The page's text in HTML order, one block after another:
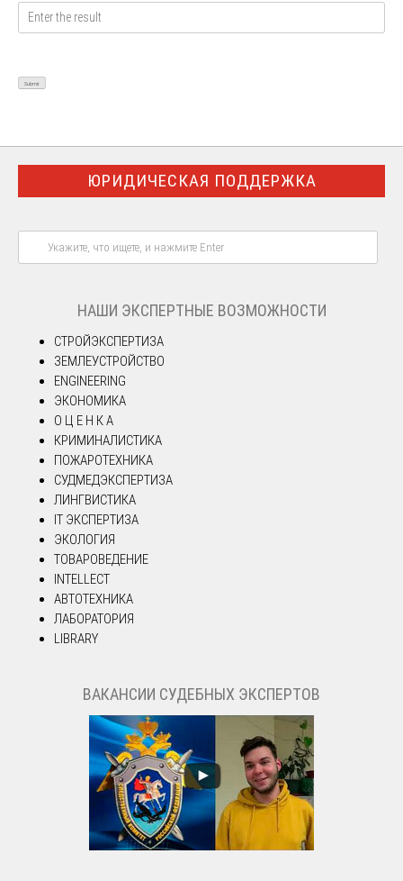
ЮРИДИЧЕСКАЯ ПОДДЕРЖКА
НАШИ ЭКСПЕРТНЫЕ ВОЗМОЖНОСТИ
СТРОЙЭКСПЕРТИЗА
ЗЕМЛЕУСТРОЙСТВО
ENGINEERING
ЭКОНОМИКА
О Ц Е Н К А
КРИМИНАЛИСТИКА
ПОЖАРОТЕХНИКА
СУДМЕДЭКСПЕРТИЗА
ЛИНГВИСТИКА
IT ЭКСПЕРТИЗА
ЭКОЛОГИЯ
ТОВАРОВЕДЕНИЕ
INTELLECT
АВТОТЕХНИКА
ЛАБОРАТОРИЯ
LIBRARY
ВАКАНСИИ СУДЕБНЫХ ЭКСПЕРТОВ